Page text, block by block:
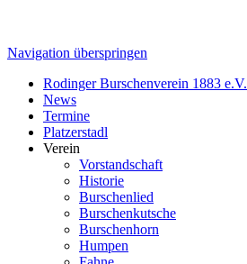
Navigation überspringen
Rodinger Burschenverein 1883 e.V.
News
Termine
Platzerstadl
Verein
Vorstandschaft
Historie
Burschenlied
Burschenkutsche
Burschenhorn
Humpen